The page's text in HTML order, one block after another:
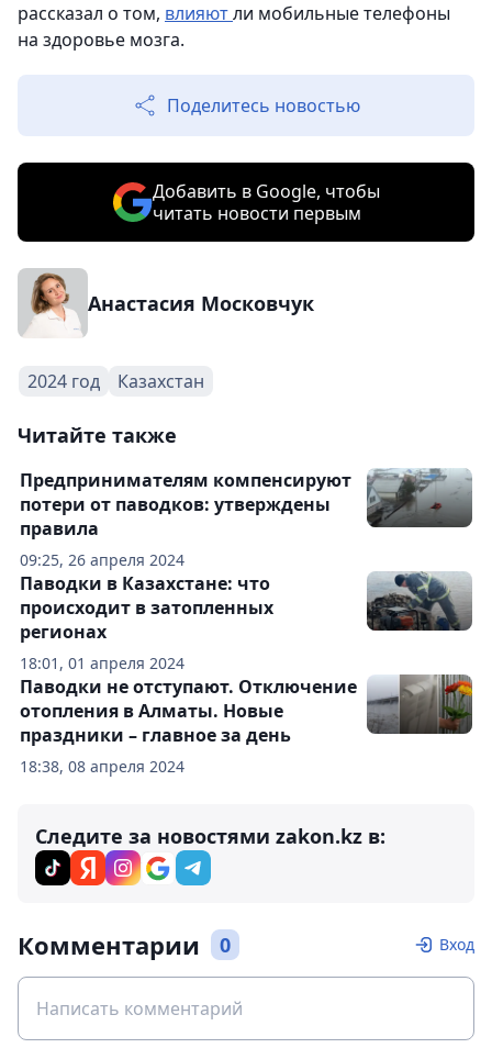
рассказал о том, влияютли мобильные телефоны
на здоровье мозга.
Поделитесь новостью
Добавить в Google, чтобы
читать новости первым
Анастасия Московчук
2024 год Казахстан
Читайте также
09:25, 26 апреля 2024
Предпринимателям компенсируют
потери от паводков: утверждены
правила
18:01, 01 апреля 2024
Паводки в Казахстане: что
происходит в затопленных
регионах
18:38, 08 апреля 2024
Паводки не отступают. Отключение
отопления в Алматы. Новые
праздники – главное за день
Следите за новостями zakon.kz в:
Комментарии 0 Вход